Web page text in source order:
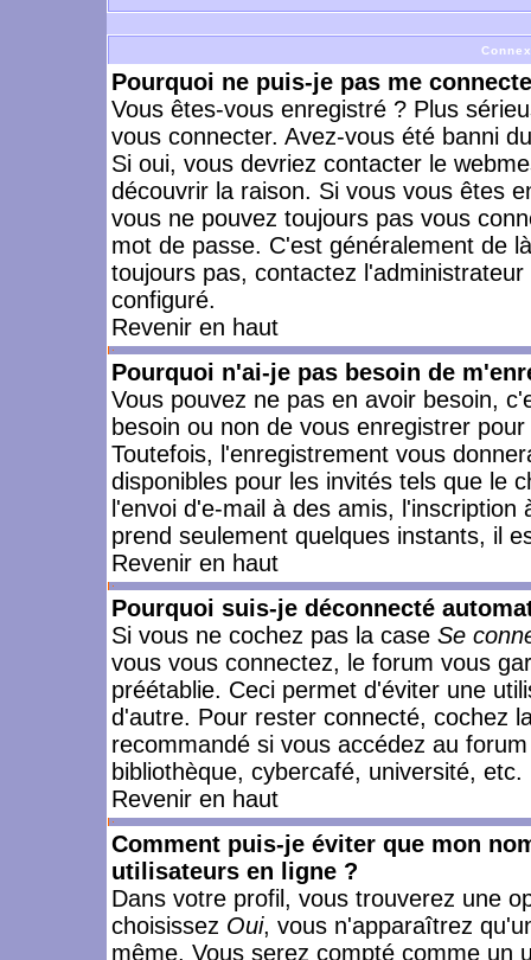
Pourquoi ne puis-je pas me
Vous êtes-vous enregistré ? Plus
vous connecter. Avez-vous été banni
Si oui, vous devriez contacter le
découvrir la raison. Si vous vous êtes
vous ne pouvez toujours pas vous
mot de passe. C'est généralement de
toujours pas, contactez
configuré.
Revenir en haut
Pourquoi n'ai-je pas besoin de
Vous pouvez ne pas en avoir besoin,
besoin ou non de vous enregistrer
Toutefois, l'enregistrement vous
disponibles pour les invités tels que le
l'envoi d'e-mail à des amis,
prend seulement quelques instants, il
Revenir en haut
Pourquoi suis-je déconnecté
Si vous ne cochez pas la case Se
vous vous connectez, le forum vous
préétablie. Ceci permet d'éviter une
d'autre. Pour rester connecté, cochez
recommandé si vous accédez au
bibliothèque, cybercafé, université, etc.
Revenir en haut
Comment puis-je éviter que mon
utilisateurs en ligne ?
Dans votre profil, vous trouverez une
choisissez Oui, vous n'apparaîtrez
même. Vous serez compté comme un